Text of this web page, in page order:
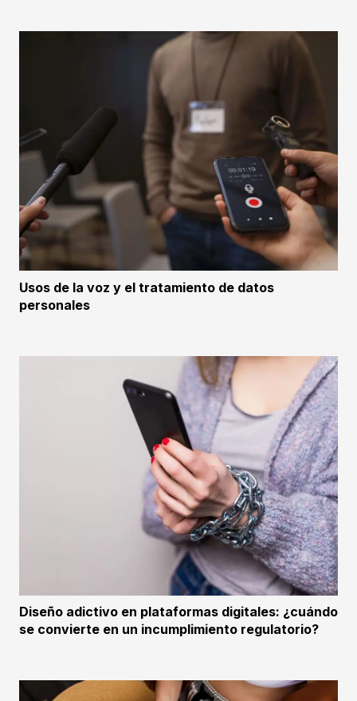
Usos de la voz y el tratamiento de datos
personales
Diseño adictivo en plataformas digitales: ¿cuándo
se convierte en un incumplimiento regulatorio?